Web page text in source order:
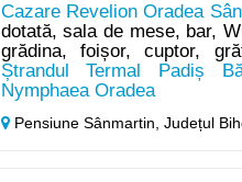
Cazare Revelion Oradea
dotată, sala de mese, bar,
grădina, foișor, cuptor,
Ștrandul Termal Padiș
Nymphaea Oradea
Pensiune Sânmartin, Județul